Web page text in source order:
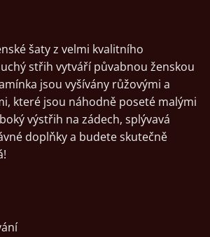
šaty z velmi kvalitního
střih vytváří půvabnou ženskou
jsou vyšívány růžovými a
které jsou náhodně poseté malými
výstřih na zádech, splývavá
doplňky a budete skutečně